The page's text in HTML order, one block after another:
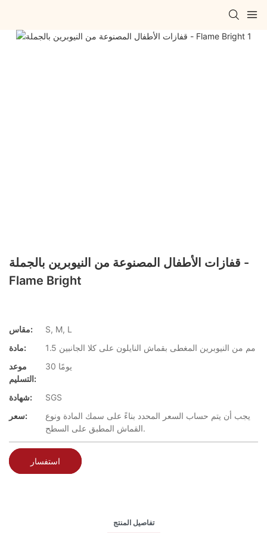
قفازات الأطفال المصنوعة من النيوبرين بالجملة -
Flame Bright
مقاس:
S, M, L
مادة:
1.5 مم من النيوبرين المغطى بقماش النايلون على كلا الجانبين
موعد
التسليم:
30 يومًا
شهادة:
SGS
سعر:
يجب أن يتم حساب السعر المحدد بناءً على سمك المادة ونوع
القماش المطبق على السطح.
استفسار
تفاصيل المنتج